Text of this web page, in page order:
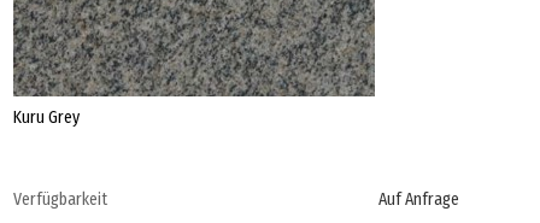
Kuru Grey
Verfügbarkeit Auf Anfrage